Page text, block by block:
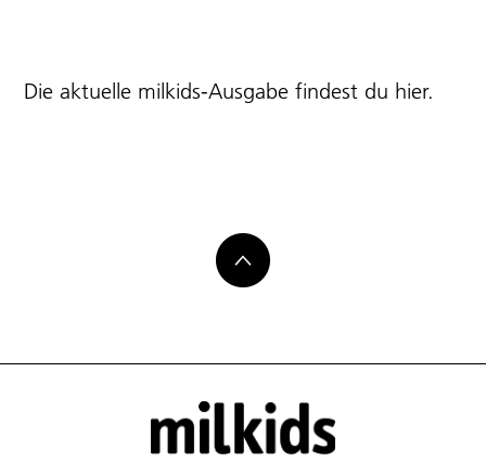
Die aktuelle milkids-Ausgabe findest du hier.